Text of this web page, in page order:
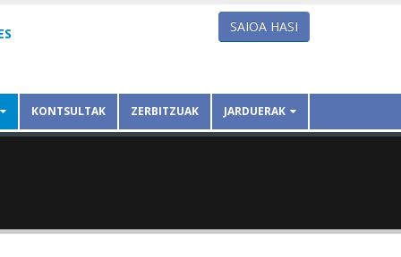
SAIOA HASI
KONTSULTAK ZERBITZUAK JARDUERAK